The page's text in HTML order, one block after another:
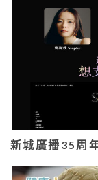
新城廣播35周